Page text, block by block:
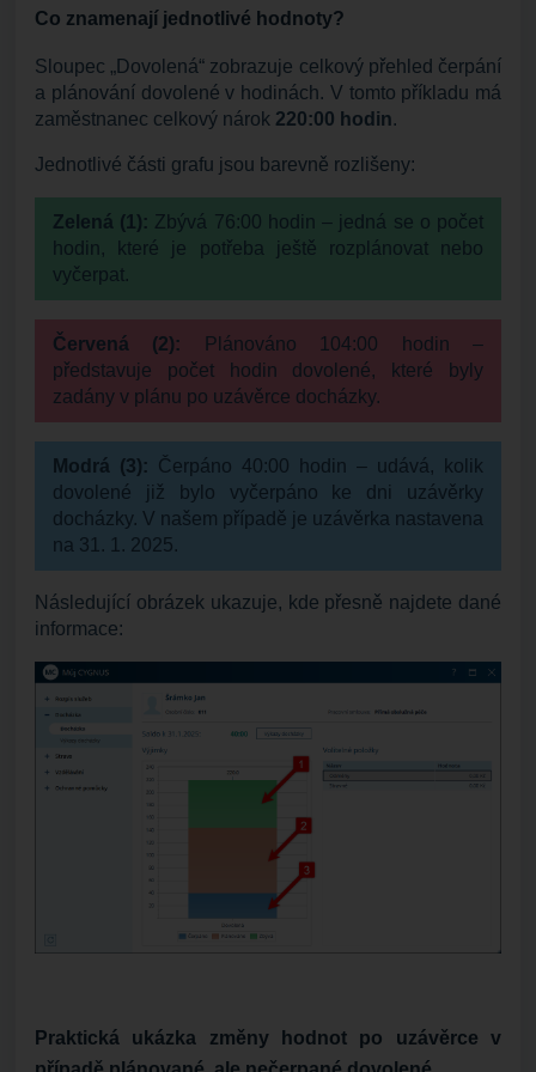
Co znamenají jednotlivé hodnoty?
Sloupec „Dovolená“ zobrazuje celkový přehled čerpání
a plánování dovolené v hodinách. V tomto příkladu má
zaměstnanec celkový nárok 220:00 hodin.
Jednotlivé části grafu jsou barevně rozlišeny:
Zelená (1): Zbývá 76:00 hodin – jedná se o počet
hodin, které je potřeba ještě rozplánovat nebo
vyčerpat.
Červená (2): Plánováno 104:00 hodin –
představuje počet hodin dovolené, které byly
zadány v plánu po uzávěrce docházky.
Modrá (3): Čerpáno 40:00 hodin – udává, kolik
dovolené již bylo vyčerpáno ke dni uzávěrky
docházky. V našem případě je uzávěrka nastavena
na 31. 1. 2025.
Následující obrázek ukazuje, kde přesně najdete dané
informace:
Praktická ukázka změny hodnot po uzávěrce v